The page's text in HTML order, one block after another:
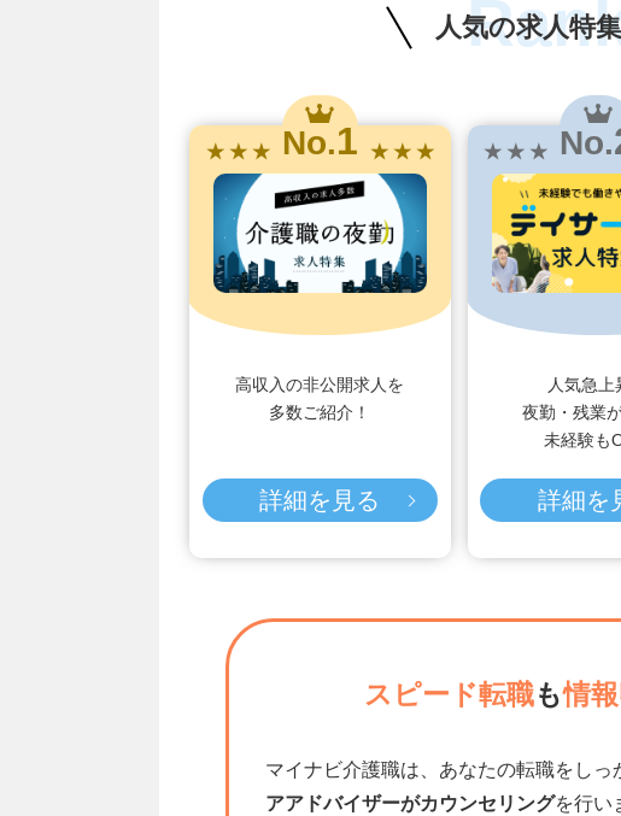
人気の求人特
★ ★ ★ No.1 ★ ★ ★
高収入の非公開求人を
多数ご紹介！
詳細を見る
★ ★ ★ No.
人気急上
夜勤・残業
未経験も
詳細を
スピード転職も情
マイナビ介護職は、あなたの転職をしっ
アアドバイザーがカウンセリングを行い